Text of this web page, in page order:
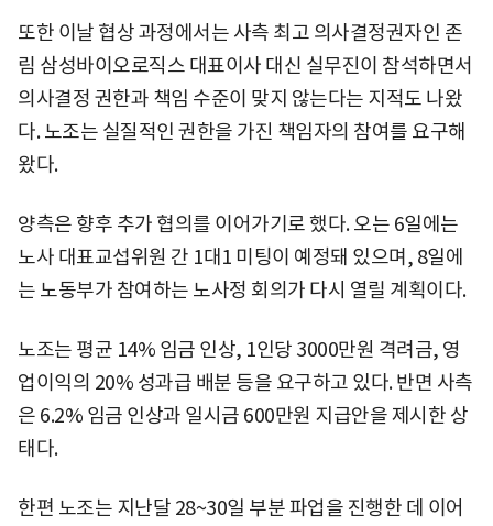
또한 이날 협상 과정에서는 사측 최고 의사결정권자인 존
림 삼성바이오로직스 대표이사 대신 실무진이 참석하면서
의사결정 권한과 책임 수준이 맞지 않는다는 지적도 나왔
다. 노조는 실질적인 권한을 가진 책임자의 참여를 요구해
왔다.
양측은 향후 추가 협의를 이어가기로 했다. 오는 6일에는
노사 대표교섭위원 간 1대1 미팅이 예정돼 있으며, 8일에
는 노동부가 참여하는 노사정 회의가 다시 열릴 계획이다.
노조는 평균 14% 임금 인상, 1인당 3000만원 격려금, 영
업이익의 20% 성과급 배분 등을 요구하고 있다. 반면 사측
은 6.2% 임금 인상과 일시금 600만원 지급안을 제시한 상
태다.
한편 노조는 지난달 28~30일 부분 파업을 진행한 데 이어